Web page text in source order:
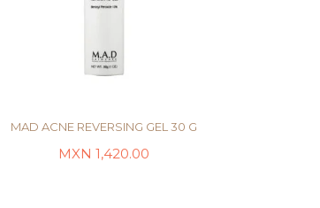
MAD ACNE REVERSING GEL 30 G
1,420.00